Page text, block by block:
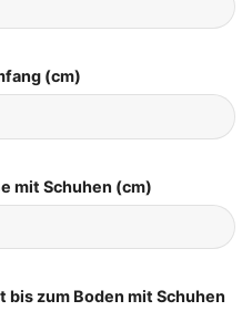
(cm)
mit Schuhen (cm)
bis zum Boden mit Schuhen